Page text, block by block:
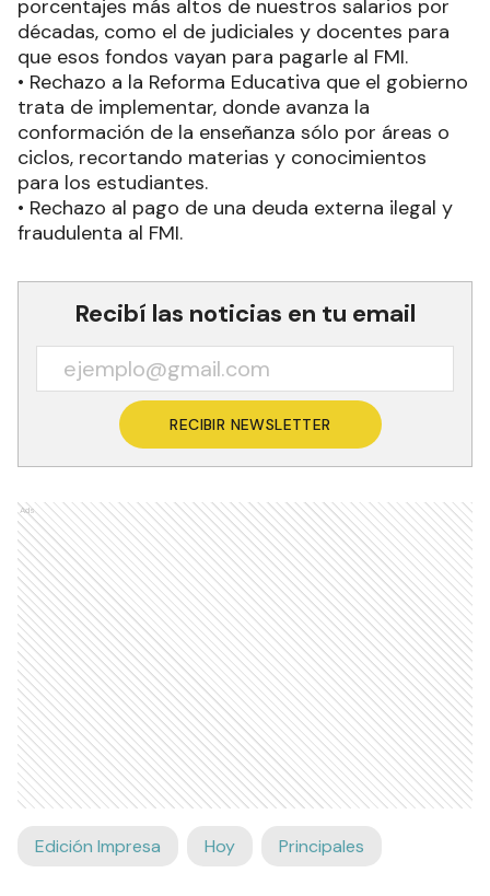
porcentajes más altos de nuestros salarios por
décadas, como el de judiciales y docentes para
que esos fondos vayan para pagarle al FMI.
• Rechazo a la Reforma Educativa que el gobierno
trata de implementar, donde avanza la
conformación de la enseñanza sólo por áreas o
ciclos, recortando materias y conocimientos
para los estudiantes.
• Rechazo al pago de una deuda externa ilegal y
fraudulenta al FMI.
Recibí las noticias en tu email
RECIBIR NEWSLETTER
Ads
Edición Impresa Hoy Principales